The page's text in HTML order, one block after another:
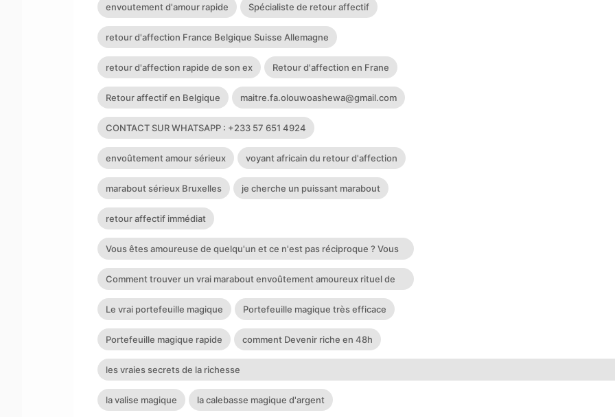
envoutement d'amour rapide Spécialiste de retour affectif
retour d'affection France Belgique Suisse Allemagne
retour d'affection rapide de son ex Retour d'affection en Frane
Retour affectif en Belgique maitre.fa.olouwoashewa@gmail.com
CONTACT SUR WHATSAPP : +233 57 651 4924
envoûtement amour sérieux voyant africain du retour d'affection
marabout sérieux Bruxelles je cherche un puissant marabout
retour affectif immédiat
Vous êtes amoureuse de quelqu'un et ce n'est pas réciproque ? Vous
ressentez des sentiments forts pour quelqu'un alors que ce dernier
ne ressent rien en retour pour vous?
Comment trouver un vrai marabout envoûtement amoureux rituel de
retour affectif faire revenir son ex
Le vrai portefeuille magique Portefeuille magique très efficace
Portefeuille magique rapide comment Devenir riche en 48h
les vraies secrets de la richesse
la valise magique la calebasse magique d'argent